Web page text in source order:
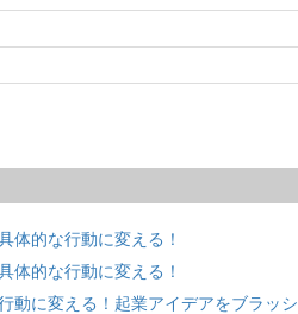
体的な行動に変える！
体的な行動に変える！
動に変える！起業アイデアをブラッシ